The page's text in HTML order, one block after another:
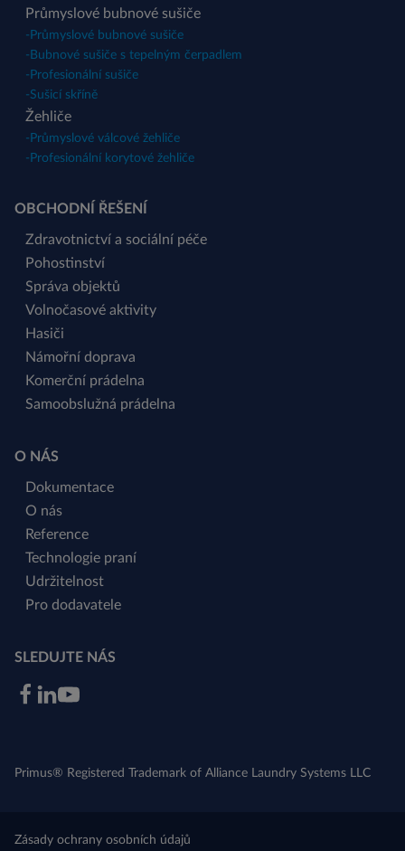
Průmyslové bubnové sušiče
- Průmyslové bubnové sušiče
- Bubnové sušiče s tepelným čerpadlem
- Profesionální sušiče
-Sušicí skříně
Žehliče
- Průmyslové válcové žehliče
- Profesionální korytové žehliče
OBCHODNÍ ŘEŠENÍ
Zdravotnictví a sociální péče
Pohostinství
Správa objektů
Volnočasové aktivity
Hasiči
Námořní doprava
Komerční prádelna
Samoobslužná prádelna
O NÁS
Dokumentace
O nás
Reference
Technologie praní
Udržitelnost
Pro dodavatele
SLEDUJTE NÁS
Primus® Registered Trademark of Alliance Laundry Systems LLC
Zásady ochrany osobních údajů